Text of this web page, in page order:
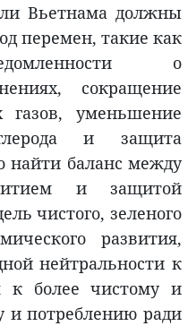
Вьетнама должны
перемен, такие как
о
сокращение
газов, уменьшение
и защита
найти баланс между
и защитой
чистого, зеленого
развития,
нейтральности к
к более чистому и
и потреблению ради